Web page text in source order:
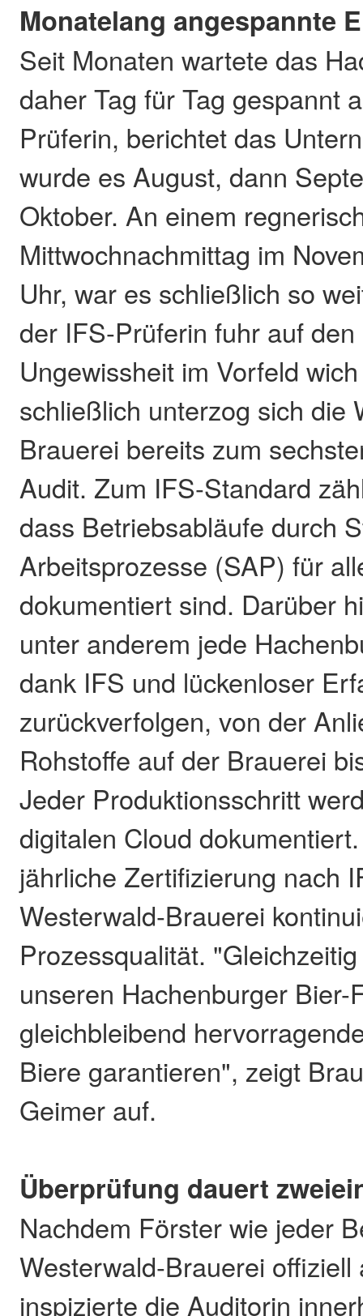
Monatelang angespannte
Seit Monaten wartete das
daher Tag für Tag gespannt
Prüferin, berichtet das
wurde es August, dann
Oktober. An einem
Mittwochnachmittag im
Uhr, war es schließlich so
der IFS-Prüferin fuhr auf
Ungewissheit im Vorfeld
schließlich unterzog sich die
Brauerei bereits zum
Audit. Zum IFS-Standard
dass Betriebsabläufe durch
Arbeitsprozesse (SAP) für
dokumentiert sind. Darüber
unter anderem jede
dank IFS und lückenloser
zurückverfolgen, von der
Rohstoffe auf der Brauerei
Jeder Produktionsschritt
digitalen Cloud
jährliche Zertifizierung nach
Westerwald-Brauerei
Prozessqualität.
unseren Hachenburger Bier-
gleichbleibend
Biere garantieren", zeigt
Geimer auf.
Überprüfung dauert
Nachdem Förster wie jeder
Westerwald-Brauerei offiziell
inspizierte die Auditorin